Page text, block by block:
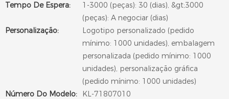
Tempo De Espera:
1-3000 (peças): 30 (dias), &gt;3000
(peças): A negociar (dias)
Personalização:
Logotipo personalizado (pedido
mínimo: 1000 unidades), embalagem
personalizada (pedido mínimo: 1000
unidades), personalização gráfica
(pedido mínimo: 1000 unidades)
Número Do Modelo:
KL-71807010